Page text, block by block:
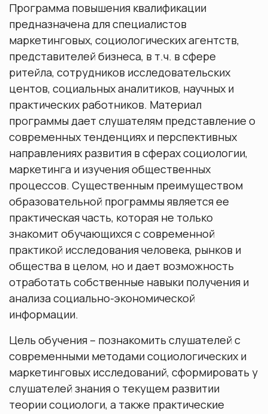
Программа повышения квалификации
предназначена для специалистов
маркетинговых, социологических агентств,
представителей бизнеса, в т.ч. в сфере
ритейла, сотрудников исследовательских
центов, социальных аналитиков, научных и
практических работников. Материал
программы дает слушателям представление о
современных тенденциях и перспективных
направлениях развития в сферах социологии,
маркетинга и изучения общественных
процессов. Существенным преимуществом
образовательной программы является ее
практическая часть, которая не только
знакомит обучающихся с современной
практикой исследования человека, рынков и
общества в целом, но и дает возможность
отработать собственные навыки получения и
анализа социально-экономической
информации.
Цель обучения – познакомить слушателей с
современными методами социологических и
маркетинговых исследований, сформировать у
слушателей знания о текущем развитии
теории социологи, а также практические